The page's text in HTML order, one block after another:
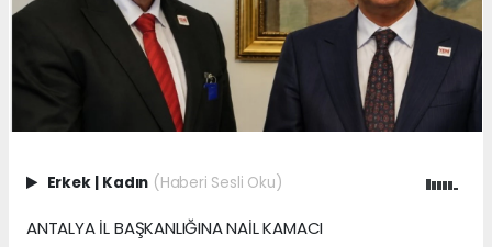
Erkek Kadın (Haberi Sesli Oku)
ANTALYA İL BAŞKANLIĞINA NAİL KAMACI